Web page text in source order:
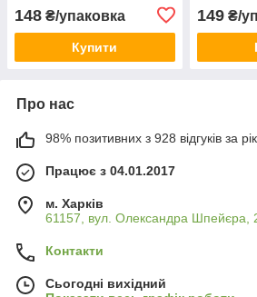
148 ₴/упаковка
Купити
149₴/
Про нас
98% позитивних з 928 відгуків за рік
Працює з 04.01.2017
м. Харків
61157, вул. Олександра Шпейєра,
Контакти
Сьогодні вихідний